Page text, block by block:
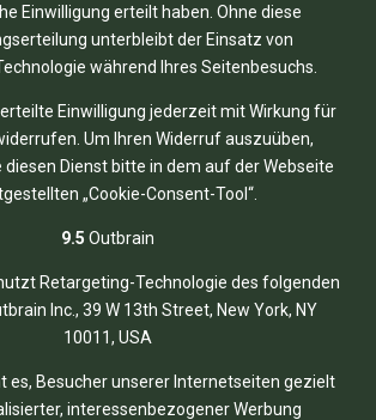
Einwilligung erteilt haben. Ohne diese
unterbleibt der Einsatz von
während Ihres Seitenbesuchs.
Einwilligung jederzeit mit Wirkung für
Um Ihren Widerruf auszuüben,
diesen Dienst bitte in dem auf der Webseite
„Cookie-Consent-Tool“.
9.5 Outbrain
Retargeting-Technologie des folgenden
Inc., 39 W 13th Street, New York, NY
10011, USA
es, Besucher unserer Internetseiten gezielt
interessenbezogener Werbung